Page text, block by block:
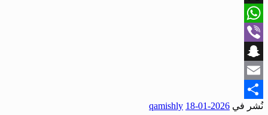
X
WhatsApp
Viber
Snapchat
Email
Share
نُشر في 2026-01-18
qamishly